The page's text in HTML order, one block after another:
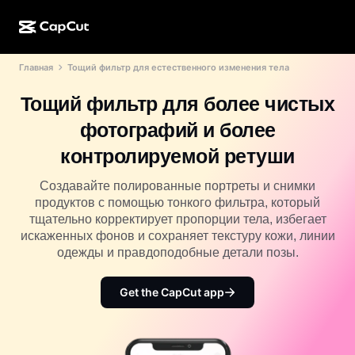
Веб-версия CapCut
CapCut Pad
Мобильная версия CapCut
Dreamina AI
Pippit AI
ИИ-дизайн
Видеостудия
ИИ-генератор видео
ИИ-генератор изображений
Улучшение изображений от ИИ
Dreamina Seedance 2.5
Nano Banana Pro
ИИ-инструменты
Редактор и генератор видео
Редактор и генератор изображений
Редактор и генератор голоса
Варианты использования
Праздничные шаблоны
Шаблоны календарей
Шаблоны для годовщин
Сообщество
Инициативы
Партнеры
Программа первопроходцев
Креативный кампус CapCut
Главная Тощий фильтр для естественного изменения тела
Тощий фильтр для более чистых
фотографий и более
контролируемой ретуши
Создавайте полированные портреты и снимки
продуктов с помощью тонкого фильтра, который
тщательно корректирует пропорции тела, избегает
искаженных фонов и сохраняет текстуру кожи, линии
одежды и правдоподобные детали позы.
Get the CapCut app